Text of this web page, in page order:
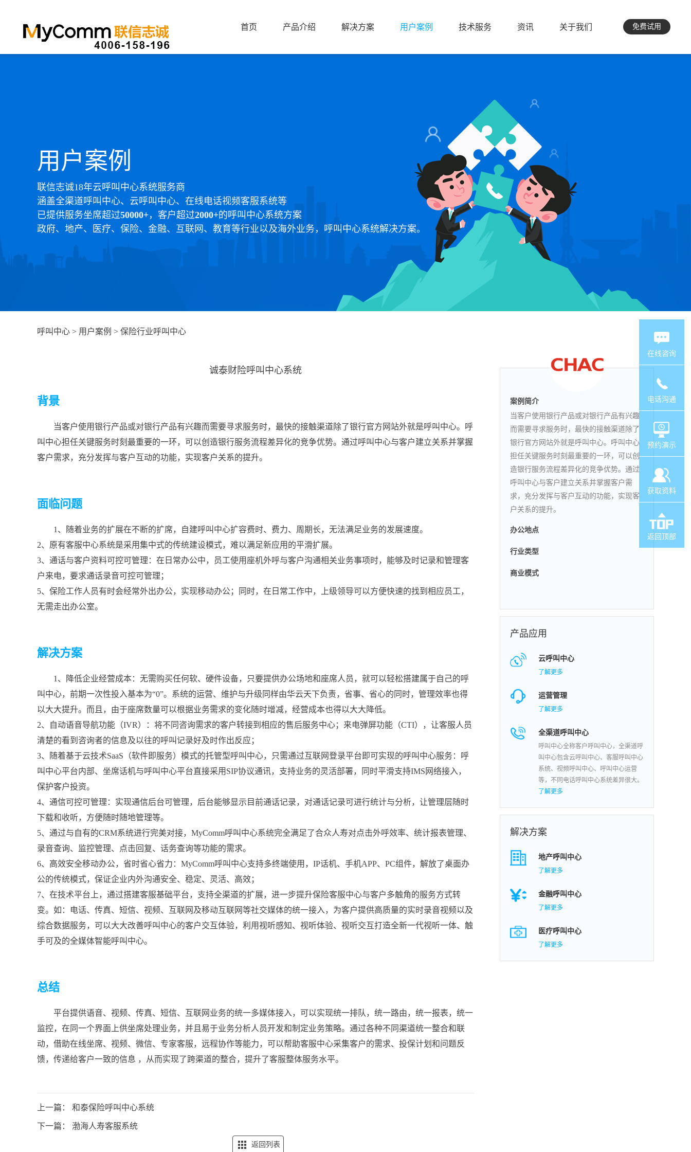
首页 产品介绍 解决方案 用户案例 技术服务 资讯 关于我们 免费试用
用户案例
联信志诚18年云呼叫中心系统服务商
涵盖全渠道呼叫中心、云呼叫中心、在线电话视频客服系统等
已提供服务坐席超过50000+，客户超过2000+的呼叫中心系统方案
政府、地产、医疗、保险、金融、互联网、教育等行业以及海外业务，呼叫中心系统解决方案。
呼叫中心 > 用户案例 > 保险行业呼叫中心
诚泰财险呼叫中心系统
背景
当客户使用银行产品或对银行产品有兴趣而需要寻求服务时，最快的接触渠道除了银行官方网站外就是呼叫中心。呼
叫中心担任关键服务时刻最重要的一环，可以创造银行服务流程差异化的竞争优势。通过呼叫中心与客户建立关系并掌握
客户需求，充分发挥与客户互动的功能，实现客户关系的提升。
面临问题
1、随着业务的扩展在不断的扩席，自建呼叫中心扩容费时、费力、周期长，无法满足业务的发展速度。
2、原有客服中心系统是采用集中式的传统建设模式，难以满足新应用的平滑扩展。
3、通话与客户资料可控可管理：在日常办公中，员工使用座机外呼与客户沟通相关业务事项时，能够及时记录和管理客
户来电，要求通话录音可控可管理；
5、保险工作人员有时会经常外出办公，实现移动办公；同时，在日常工作中，上级领导可以方便快速的找到相应员工，
无需走出办公室。
解决方案
1、降低企业经营成本：无需购买任何软、硬件设备，只要提供办公场地和座席人员，就可以轻松搭建属于自己的呼
叫中心，前期一次性投入基本为“0”。系统的运营、维护与升级同样由华云天下负责，省事、省心的同时，管理效率也得
以大大提升。而且，由于座席数量可以根据业务需求的变化随时增减，经营成本也得以大大降低。
2、自动语音导航功能（IVR）：将不同咨询需求的客户转接到相应的售后服务中心；来电弹屏功能（CTI），让客服人员
清楚的看到咨询者的信息及以往的呼叫记录好及时作出反应；
3、随着基于云技术SaaS（软件即服务）模式的托管型呼叫中心，只需通过互联网登录平台即可实现的呼叫中心服务：呼
叫中心平台内部、坐席话机与呼叫中心平台直接采用SIP协议通讯，支持业务的灵活部署，同时平滑支持IMS网络接入，
保护客户投资。
4、通信可控可管理：实现通信后台可管理，后台能够显示目前通话记录，对通话记录可进行统计与分析，让管理层随时
下载和收听，方便随时随地管理等。
5、通过与自有的CRM系统进行完美对接，MyComm呼叫中心系统完全满足了合众人寿对点击外呼效率、统计报表管理、
录音查询、监控管理、点击回复、话务查询等功能的需求。
6、高效安全移动办公，省时省心省力：MyComm呼叫中心支持多终端使用，IP话机、手机APP、PC组件，解放了桌面办
公的传统模式，保证企业内外沟通安全、稳定、灵活、高效；
7、在技术平台上，通过搭建客服基础平台，支持全渠道的扩展，进一步提升保险客服中心与客户多触角的服务方式转
变。如：电话、传真、短信、视频、互联网及移动互联网等社交媒体的统一接入，为客户提供高质量的实时录音视频以及
综合数据服务，可以大大改善呼叫中心的客户交互体验，利用视听感知、视听体验、视听交互打造全新一代视听一体、触
手可及的全媒体智能呼叫中心。
总结
平台提供语音、视频、传真、短信、互联网业务的统一多媒体接入，可以实现统一排队，统一路由，统一报表，统一
监控，在同一个界面上供坐席处理业务，并且易于业务分析人员开发和制定业务策略。通过各种不同渠道统一整合和联
动，借助在线坐席、视频、微信、专家客服，远程协作等能力，可以帮助客服中心采集客户的需求、投保计划和问题反
馈，传递给客户一致的信息 ，从而实现了跨渠道的整合，提升了客服整体服务水平。
上一篇： 和泰保险呼叫中心系统
下一篇： 渤海人寿客服系统
返回列表
案例简介
当客户使用银行产品或对银行产品有兴趣
而需要寻求服务时，最快的接触渠道除了
银行官方网站外就是呼叫中心。呼叫中心
担任关键服务时刻最重要的一环，可以创
造银行服务流程差异化的竞争优势。通过
呼叫中心与客户建立关系并掌握客户需
求，充分发挥与客户互动的功能，实现客
户关系的提升。
办公地点
行业类型
商业模式
产品应用
云呼叫中心
了解更多
运营管理
了解更多
全渠道呼叫中心
呼叫中心全称客户呼叫中心，全渠道呼
叫中心包含云呼叫中心、客服呼叫中心
系统、视频呼叫中心、呼叫中心运营
等，不同电话呼叫中心系统差异很大。
了解更多
解决方案
地产呼叫中心
了解更多
金融呼叫中心
了解更多
医疗呼叫中心
了解更多
在线咨询
电话沟通
预约演示
获取资料
返回顶部